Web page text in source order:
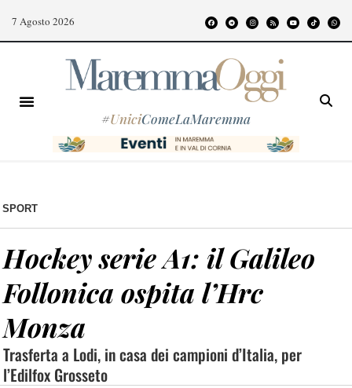
7 Agosto 2026
#UniciComeLaMaremma
SPORT
Hockey serie A1: il Galileo
Follonica ospita l’Hrc
Monza
Trasferta a Lodi, in casa dei campioni d’Italia, per
l’Edilfox Grosseto